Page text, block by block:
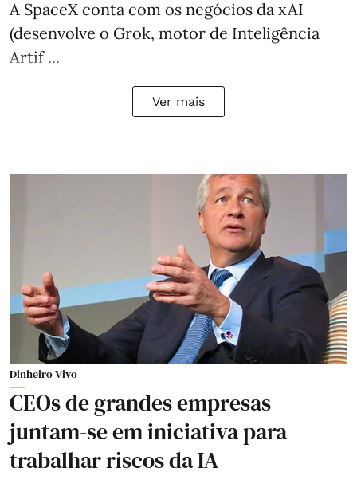
A SpaceX conta com os negócios da xAI
(desenvolve o Grok, motor de Inteligência
Artif ...
Ver mais
Dinheiro Vivo
CEOs de grandes empresas
juntam-se em iniciativa para
trabalhar riscos da IA